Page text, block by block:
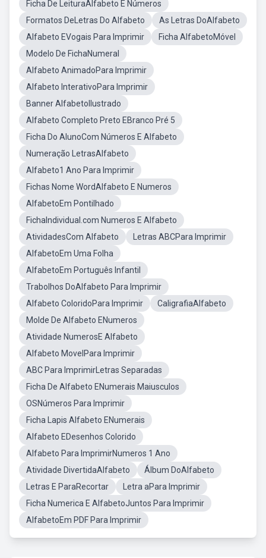
Ficha De LeituraAlfabeto E Números
Formatos DeLetras Do Alfabeto
As Letras DoAlfabeto
Alfabeto EVogais Para Imprimir
Ficha AlfabetoMóvel
Modelo De FichaNumeral
Alfabeto AnimadoPara Imprimir
Alfabeto InterativoPara Imprimir
Banner AlfabetoIlustrado
Alfabeto Completo Preto EBranco Pré 5
Ficha Do AlunoCom Números E Alfabeto
Numeração LetrasAlfabeto
Alfabeto1 Ano Para Imprimir
Fichas Nome WordAlfabeto E Numeros
AlfabetoEm Pontilhado
FichaIndividual.com Numeros E Alfabeto
AtividadesCom Alfabeto
Letras ABCPara Imprimir
AlfabetoEm Uma Folha
AlfabetoEm Português Infantil
Trabolhos DoAlfabeto Para Imprimir
Alfabeto ColoridoPara Imprimir
CaligrafiaAlfabeto
Molde De Alfabeto ENumeros
Atividade NumerosE Alfabeto
Alfabeto MovelPara Imprimir
ABC Para ImprimirLetras Separadas
Ficha De Alfabeto ENumerais Maiusculos
OSNúmeros Para Imprimir
Ficha Lapis Alfabeto ENumerais
Alfabeto EDesenhos Colorido
Alfabeto Para ImprimirNumeros 1 Ano
Atividade DivertidaAlfabeto
Álbum DoAlfabeto
Letras E ParaRecortar
Letra aPara Imprimir
Ficha Numerica E AlfabetoJuntos Para Imprimir
AlfabetoEm PDF Para Imprimir